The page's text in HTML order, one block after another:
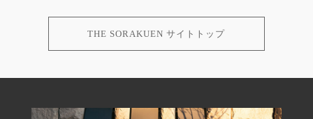
THE SORAKUEN サイトトップ